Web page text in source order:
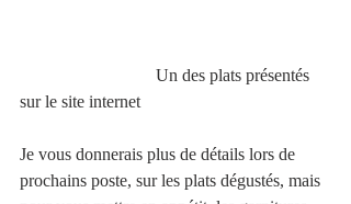
sur le site internet
Je vous donnerais plus de détails lors de
prochains poste, sur les plats dégustés, mais